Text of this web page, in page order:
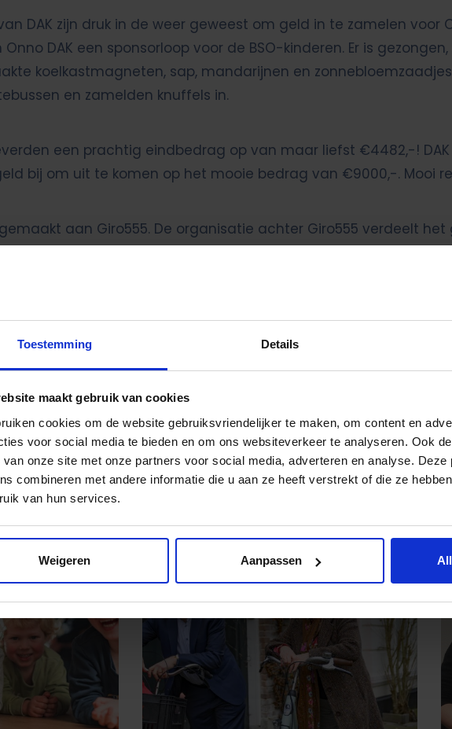
Toestemming Details
maakt gebruik van cookies
cookies om de website gebruiksvriendelijker te maken, om content en
voor social media te bieden en om ons websiteverkeer te analyseren. Ook
van onze site met onze partners voor social media, adverteren en analyse. Deze
combineren met andere informatie die u aan ze heeft verstrekt of die ze
van hun services.
Weigeren Aanpassen
DAK zijn druk in de weer geweest om geld in te zamelen voor
DAK een sponsorloop voor de BSO-kinderen. Er is
koelkastmagneten, sap, mandarijnen en zonnebloemzaadjes
en zamelden knuffels in.
een prachtig eindbedrag op van maar liefst €4482,-!
bij om uit te komen op het mooie bedrag van €9000,-. Mooi
aan Giro555. De organisatie achter Giro555 verdeelt
komende maanden vooral focussen op het bieden van acute
nodig.
bedankt voor jullie inzet!
artikelen